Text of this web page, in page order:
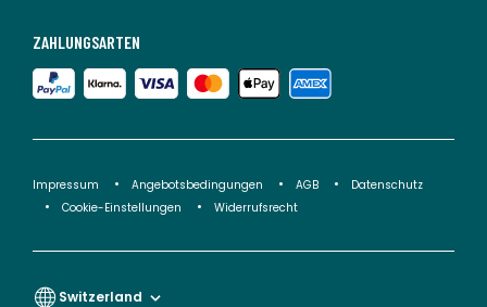
ZAHLUNGSARTEN
Impressum Angebotsbedingungen AGB
Datenschutz
Cookie-Einstellungen
Widerrufsrecht
Switzerland